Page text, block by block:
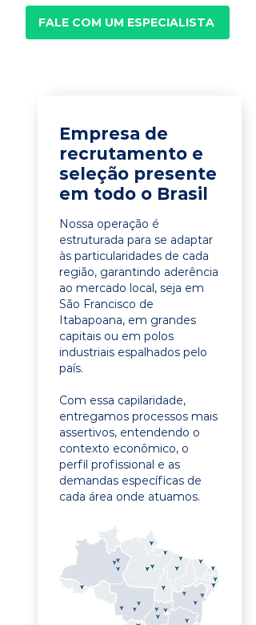
FALE COM UM ESPECIALISTA
Empresa de
recrutamento e
seleção presente
em todo o Brasil
Nossa operação é
estruturada para se adaptar
às particularidades de cada
região, garantindo aderência
ao mercado local, seja em
São Francisco de
Itabapoana, em grandes
capitais ou em polos
industriais espalhados pelo
país.
Com essa capilaridade,
entregamos processos mais
assertivos, entendendo o
contexto econômico, o
perfil profissional e as
demandas específicas de
cada área onde atuamos.